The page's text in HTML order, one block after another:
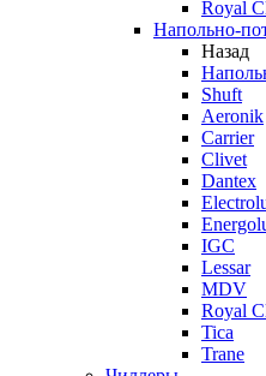
Royal
Напольно-
Назад
Shuft
Aeronik
Carrier
Clivet
Dantex
IGC
Lessar
MDV
Royal
Tica
Trane